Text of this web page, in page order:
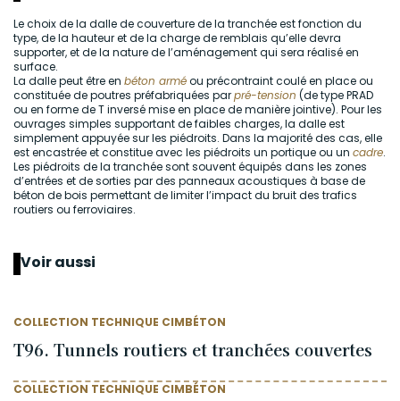
Le choix de la dalle de couverture de la tranchée est fonction du
type, de la hauteur et de la charge de remblais qu’elle devra
supporter, et de la nature de l’aménagement qui sera réalisé en
surface.
La dalle peut être en béton arméou précontraint coulé en place ou
constituée de poutres préfabriquées parpré-tension (de type PRAD
ou en forme de T inversé mise en place de manière jointive). Pour les
ouvrages simples supportant de faibles charges, la dalle est
simplement appuyée sur les piédroits. Dans la majorité des cas, elle
est encastrée et constitue avec les piédroits un portique ou un cadre.
Les piédroits de la tranchée sont souvent équipés dans les zones
d’entrées et de sorties par des panneaux acoustiques à base de
béton de bois permettant de limiter l’impact du bruit des trafics
routiers ou ferroviaires.
Voir aussi
COLLECTION TECHNIQUE CIMBÉTON
T96. Tunnels routiers et tranchées couvertes
COLLECTION TECHNIQUE CIMBÉTON